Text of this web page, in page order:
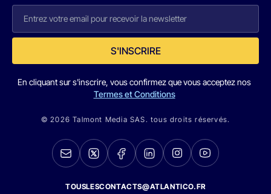
S'INSCRIRE
En cliquant sur s'inscrire, vous confirmez que vous acceptez nos
Termes et Conditions
© 2026 Talmont Media SAS. tous droits réservés.
TOUSLESCONTACTS@ATLANTICO.FR